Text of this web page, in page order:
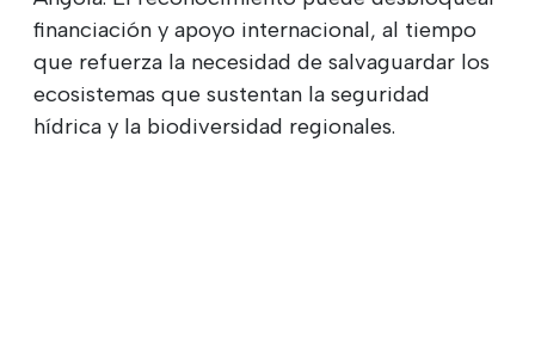
financiación y apoyo internacional, al tiempo
que refuerza la necesidad de salvaguardar los
ecosistemas que sustentan la seguridad
hídrica y la biodiversidad regionales.